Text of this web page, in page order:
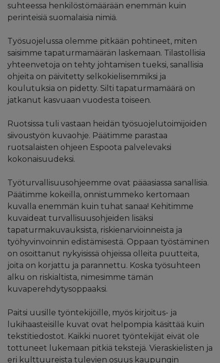
suhteessa henkilöstömäärään enemmän kuin
perinteisiä suomalaisia nimiä.
Työsuojelussa olemme pitkään pohtineet, miten
saisimme tapaturmamäärän laskemaan. Tilastollisia
yhteenvetoja on tehty johtamisen tueksi, sanallisia
ohjeita on päivitetty selkokielisemmiksi ja
koulutuksia on pidetty. Silti tapaturmamäärä on
jatkanut kasvuaan vuodesta toiseen.
Ruotsissa tuli vastaan heidän työsuojelutoimijoiden
siivoustyön kuvaohje. Päätimme parastaa
ruotsalaisten ohjeen Espoota palvelevaksi
kokonaisuudeksi.
Työturvallisuusohjeemme ovat pääasiassa sanallisia.
Päätimme kokeilla, onnistummeko kertomaan
kuvalla enemmän kuin tuhat sanaa! Kehitimme
kuvaideat turvallisuusohjeiden lisäksi
tapaturmakuvauksista, riskienarvioinneista ja
työhyvinvoinnin edistämisestä. Oppaan työstäminen
on osoittanut nykyisissä ohjeissa olleita puutteita,
joita on korjattu ja parannettu. Koska työsuhteen
alku on riskialtista, nimesimme tämän
kuvaperehdytysoppaaksi.
Paitsi uusille työntekijöille, myös kirjoitus- ja
lukihaasteisille kuvat ovat helpompia käsittää kuin
tekstitiedostot. Kaikki nuoret työntekijät eivät ole
tottuneet lukemaan pitkiä tekstejä. Vieraskielisten ja
eri kulttuureista tulevien osuus kaupungin